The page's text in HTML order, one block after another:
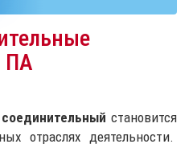
ПА
становится
отраслях деятельности.